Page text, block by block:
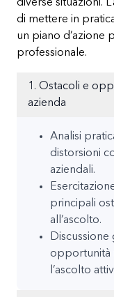
diverse situazioni.
di mettere in
un piano d’azione
professionale.
1. Ostacoli e
azienda
Analisi
distorsioni
aziendali.
principali
all’ascolto.
opportunità
l’ascolto